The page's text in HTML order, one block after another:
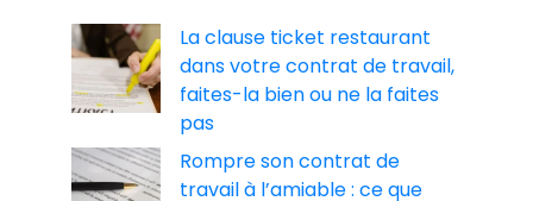
La clause ticket restaurant
dans votre contrat de travail,
faites-la bien ou ne la faites
pas
Rompre son contrat de
travail à l’amiable : ce que